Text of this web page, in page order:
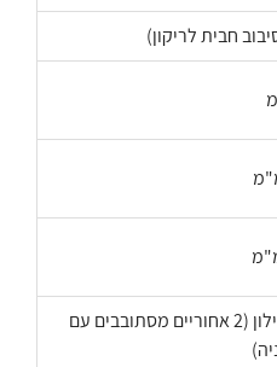
חבית לריקון)
גלגלי ניילון (2 אחוריים מסתובבים עם